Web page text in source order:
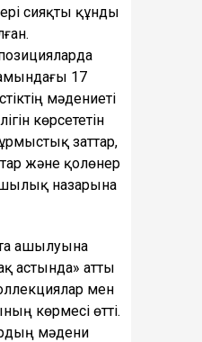
сияқты құнды
17
мәдениеті
көрсететін
заттар,
және қолөнер
назарына
ашылуына
астында» атты
мен
көрмесі өтті.
мәдени